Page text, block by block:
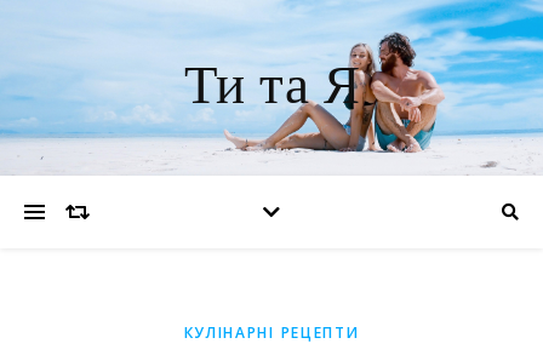
Ти та Я
КУЛІНАРНІ РЕЦЕПТИ